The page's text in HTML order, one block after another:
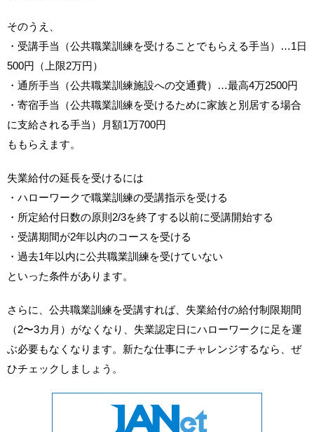
そのうえ、
・受講手当（公共職業訓練を受けることでもらえる手当）…1日
500円（上限2万円）
・通所手当（公共職業訓練施設への交通費）…最高4万2500円
・寄宿手当（公共職業訓練を受けるために家族と別居する場合
に支給される手当）月額1万700円
ももらえます。
失業給付の延長を受けるには
・ハローワークで職業訓練の受講指示を受ける
・所定給付日数の原則2/3を終了する以前に受講開始する
・受講期間が2年以内のコースを受ける
・過去1年以内に公共職業訓練を受けていない
といった条件があります。
さらに、公共職業訓練を受講すれば、失業給付の給付制限期間
（2〜3カ月）がなくなり、失業認定日にハローワークに足を運
ぶ必要もなくなります。新たな仕事にチャレンジするなら、ぜ
ひチェックしましょう。